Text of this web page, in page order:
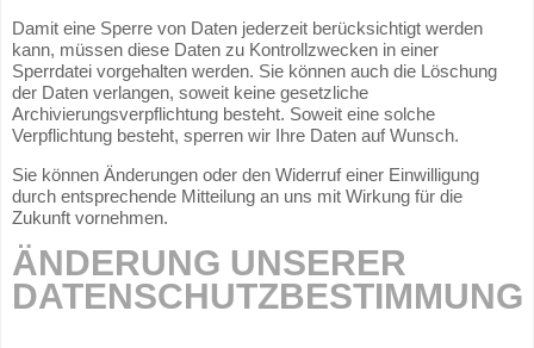
Damit eine Sperre von Daten jederzeit berücksichtigt werden
kann, müssen diese Daten zu Kontrollzwecken in einer
Sperrdatei vorgehalten werden. Sie können auch die Löschung
der Daten verlangen, soweit keine gesetzliche
Archivierungsverpflichtung besteht. Soweit eine solche
Verpflichtung besteht, sperren wir Ihre Daten auf Wunsch.
Sie können Änderungen oder den Widerruf einer Einwilligung
durch entsprechende Mitteilung an uns mit Wirkung für die
Zukunft vornehmen.
ÄNDERUNG UNSERER